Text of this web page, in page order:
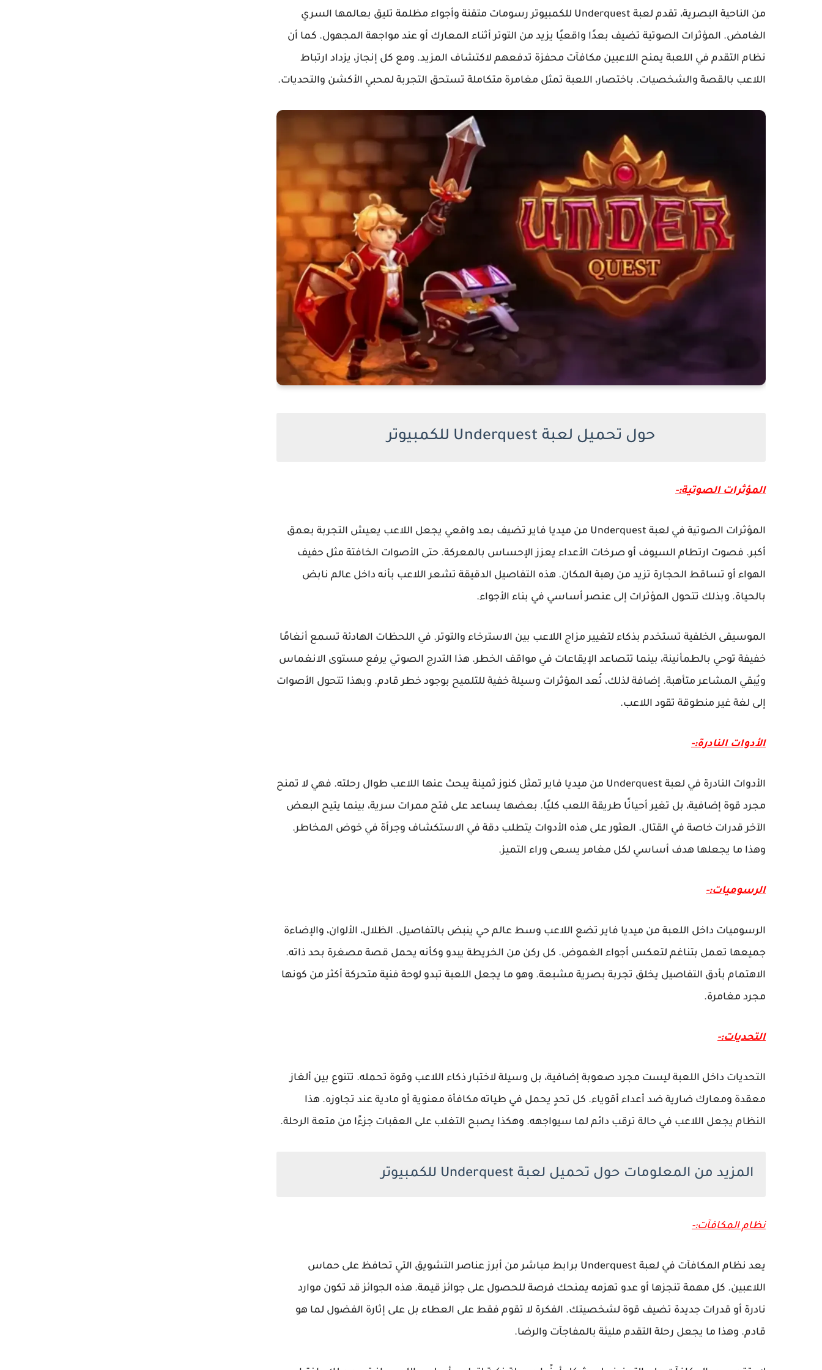
من الناحية البصرية، تقدم لعبة Underquest للكمبيوتر رسومات متقنة وأجواء مظلمة تليق بعالمها السري
الغامض. المؤثرات الصوتية تضيف بعدًا واقعيًا يزيد من التوتر أثناء المعارك أو عند مواجهة المجهول. كما أن
نظام التقدم في اللعبة يمنح اللاعبين مكافآت محفزة تدفعهم لاكتشاف المزيد. ومع كل إنجاز، يزداد ارتباط
اللاعب بالقصة والشخصيات. باختصار، اللعبة تمثل مغامرة متكاملة تستحق التجربة لمحبي الأكشن والتحديات.
حول تحميل لعبة Underquest للكمبيوتر
المؤثرات الصوتية:-
المؤثرات الصوتية في لعبة Underquest من ميديا فاير تضيف بعد واقعي يجعل اللاعب يعيش التجربة بعمق
أكبر. فصوت ارتطام السيوف أو صرخات الأعداء يعزز الإحساس بالمعركة. حتى الأصوات الخافتة مثل حفيف
الهواء أو تساقط الحجارة تزيد من رهبة المكان. هذه التفاصيل الدقيقة تشعر اللاعب بأنه داخل عالم نابض
بالحياة. وبذلك تتحول المؤثرات إلى عنصر أساسي في بناء الأجواء.
الموسيقى الخلفية تستخدم بذكاء لتغيير مزاج اللاعب بين الاسترخاء والتوتر. في اللحظات الهادئة تسمع أنغامًا
خفيفة توحي بالطمأنينة، بينما تتصاعد الإيقاعات في مواقف الخطر. هذا التدرج الصوتي يرفع مستوى الانغماس
ويُبقي المشاعر متأهبة. إضافة لذلك، تُعد المؤثرات وسيلة خفية للتلميح بوجود خطر قادم. وبهذا تتحول الأصوات
إلى لغة غير منطوقة تقود اللاعب.
الأدوات النادرة:-
الأدوات النادرة في لعبة Underquest من ميديا فاير تمثل كنوز ثمينة يبحث عنها اللاعب طوال رحلته. فهي لا تمنح
مجرد قوة إضافية، بل تغير أحيانًا طريقة اللعب كليًا. بعضها يساعد على فتح ممرات سرية، بينما يتيح البعض
الآخر قدرات خاصة في القتال. العثور على هذه الأدوات يتطلب دقة في الاستكشاف وجرأة في خوض المخاطر.
وهذا ما يجعلها هدف أساسي لكل مغامر يسعى وراء التميز.
الرسوميات:-
الرسوميات داخل اللعبة من ميديا فاير تضع اللاعب وسط عالم حي ينبض بالتفاصيل. الظلال، الألوان، والإضاءة
جميعها تعمل بتناغم لتعكس أجواء الغموض. كل ركن من الخريطة يبدو وكأنه يحمل قصة مصغرة بحد ذاته.
الاهتمام بأدق التفاصيل يخلق تجربة بصرية مشبعة. وهو ما يجعل اللعبة تبدو لوحة فنية متحركة أكثر من كونها
مجرد مغامرة.
التحديات:-
التحديات داخل اللعبة ليست مجرد صعوبة إضافية، بل وسيلة لاختبار ذكاء اللاعب وقوة تحمله. تتنوع بين ألغاز
معقدة ومعارك ضارية ضد أعداء أقوياء. كل تحدٍ يحمل في طياته مكافأة معنوية أو مادية عند تجاوزه. هذا
النظام يجعل اللاعب في حالة ترقب دائم لما سيواجهه. وهكذا يصبح التغلب على العقبات جزءًا من متعة الرحلة.
المزيد من المعلومات حول تحميل لعبة Underquest للكمبيوتر
نظام المكافآت:-
يعد نظام المكافآت في لعبة Underquest برابط مباشر من أبرز عناصر التشويق التي تحافظ على حماس
اللاعبين. كل مهمة تنجزها أو عدو تهزمه يمنحك فرصة للحصول على جوائز قيمة. هذه الجوائز قد تكون موارد
نادرة أو قدرات جديدة تضيف قوة لشخصيتك. الفكرة لا تقوم فقط على العطاء بل على إثارة الفضول لما هو
قادم. وهذا ما يجعل رحلة التقدم مليئة بالمفاجآت والرضا.